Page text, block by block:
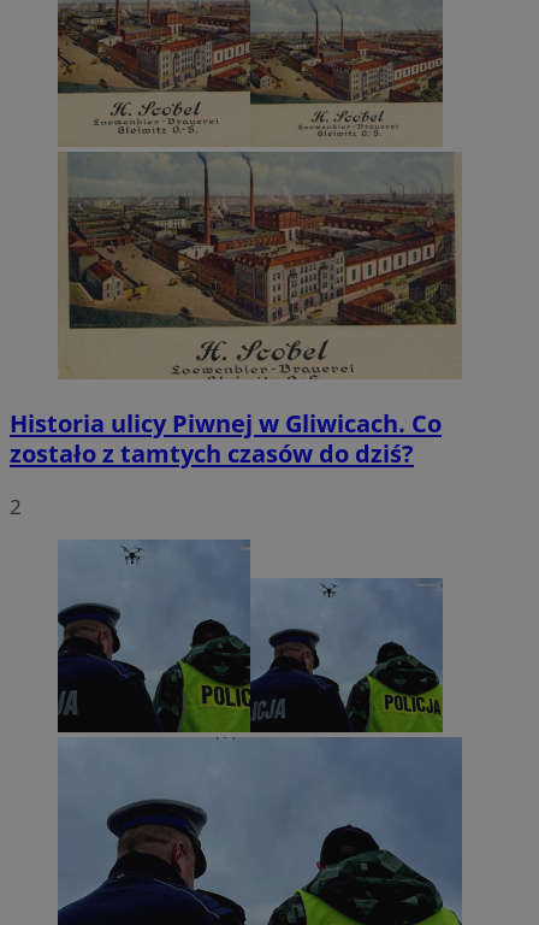
Historia ulicy Piwnej w Gliwicach. Co
zostało z tamtych czasów do dziś?
2